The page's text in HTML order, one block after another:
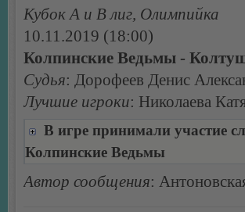
Кубок А и В лиг, Олимпийка
10.11.2019 (18:00)
Колпинские Ведьмы -
Судья: Дорофеев Денис
Лучшие игроки: Николаева
В игре принимали участие
Колпинские Ведьмы
Автор сообщения: